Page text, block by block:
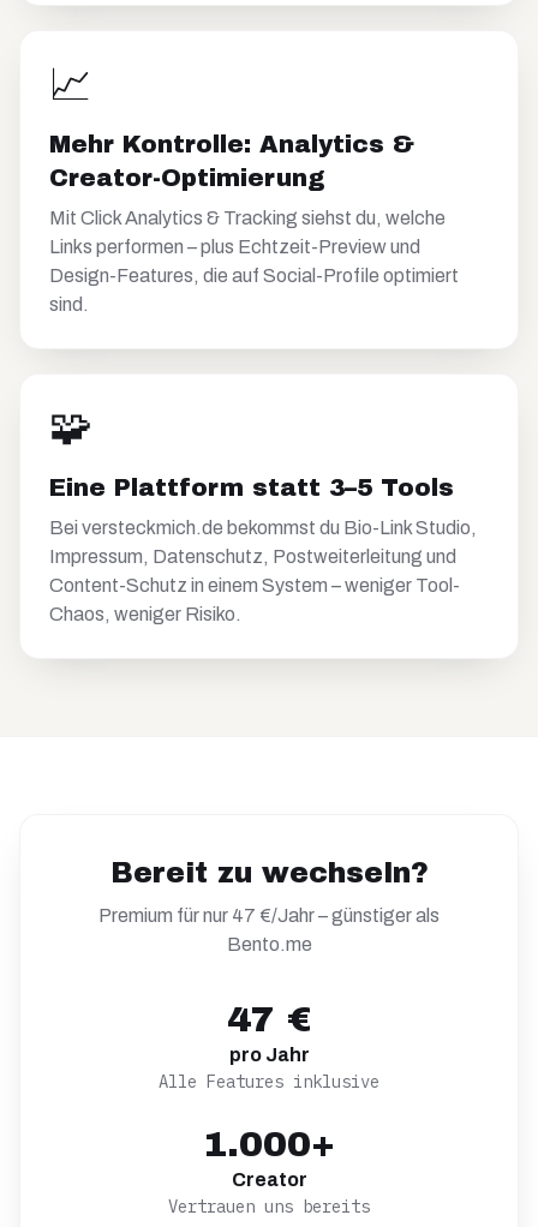
📈
Mehr Kontrolle: Analytics &
Creator-Optimierung
Mit Click Analytics & Tracking siehst du, welche
Links performen – plus Echtzeit-Preview und
Design-Features, die auf Social-Profile optimiert
sind.
🧩
Eine Plattform statt 3–5 Tools
Bei versteckmich.de bekommst du Bio-Link Studio,
Impressum, Datenschutz, Postweiterleitung und
Content-Schutz in einem System – weniger Tool-
Chaos, weniger Risiko.
Bereit zu wechseln?
Premium für nur 47 €/Jahr – günstiger als
Bento.me
47 €
pro Jahr
Alle Features inklusive
1.000+
Creator
Vertrauen uns bereits